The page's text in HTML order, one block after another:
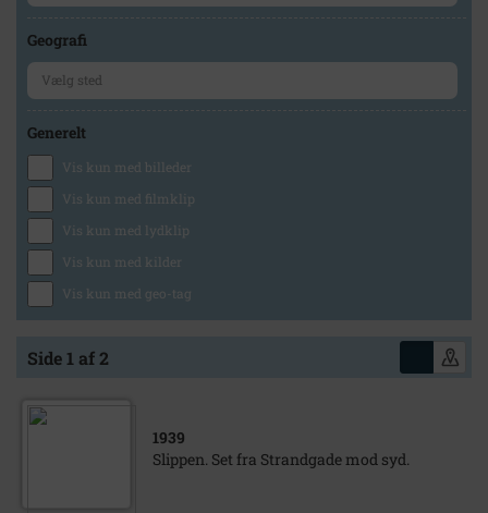
Geografi
Generelt
Vis kun med billeder
Vis kun med filmklip
Vis kun med lydklip
Vis kun med kilder
Vis kun med geo-tag
Side 1 af 2
1939
Slippen. Set fra Strandgade mod syd.